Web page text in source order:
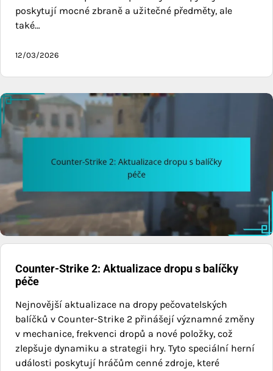
poskytují mocné zbraně a užitečné předměty, ale
také…
12/03/2026
Counter-Strike 2: Aktualizace dropu s balíčky
péče
Nejnovější aktualizace na dropy pečovatelských
balíčků v Counter-Strike 2 přinášejí významné změny
v mechanice, frekvenci dropů a nové položky, což
zlepšuje dynamiku a strategii hry. Tyto speciální herní
události poskytují hráčům cenné zdroje, které